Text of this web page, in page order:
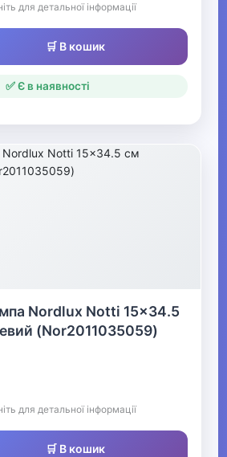
для детальної інформації
🛒 В кошик
✅ Є в наявності
Nordlux Notti 15x34.5
(Nor2011035059)
для детальної інформації
🛒 В кошик